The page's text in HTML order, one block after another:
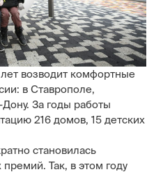
возводит комфортные
в Ставрополе,
За годы работы
216 домов, 15 детских
становилась
Так, в этом году